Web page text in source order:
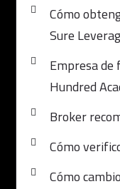
Cómo
Sure
Empresa de
Hundred
Broker
Cómo
Cómo